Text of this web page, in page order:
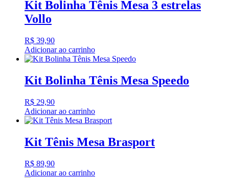
Kit Bolinha Tênis Mesa 3 estrelas
Vollo
R$ 39,90
Adicionar ao carrinho
Kit Bolinha Tênis Mesa Speedo
R$ 29,90
Adicionar ao carrinho
Kit Tênis Mesa Brasport
R$ 89,90
Adicionar ao carrinho